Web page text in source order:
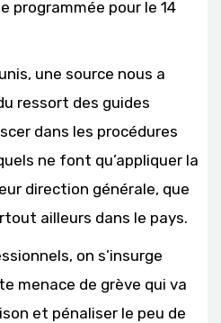
programmée pour le 14
une source nous a
ressort des guides
dans les procédures
ne font qu’appliquer la
direction générale, que
ailleurs dans le pays.
on s’insurge
menace de grève qui va
et pénaliser le peu de